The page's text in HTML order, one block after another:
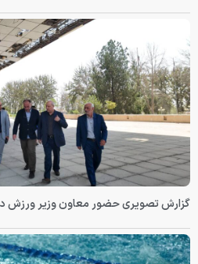
گزارش تصویری حضور معاون وزیر ورزش در